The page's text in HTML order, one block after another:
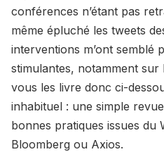
conférences n’étant pas
même épluché les tweets
interventions m’ont semblé
stimulantes, notamment sur
vous les livre donc ci-
inhabituel : une simple
bonnes pratiques issues du
Bloomberg ou Axios.